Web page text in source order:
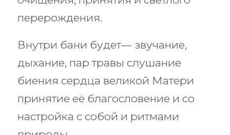
перерождения.
Внутри бани будет— звучание,
дыхание, пар травы слушание
биения сердца великой Матери
принятие её благословение и со
настройка с собой и ритмами